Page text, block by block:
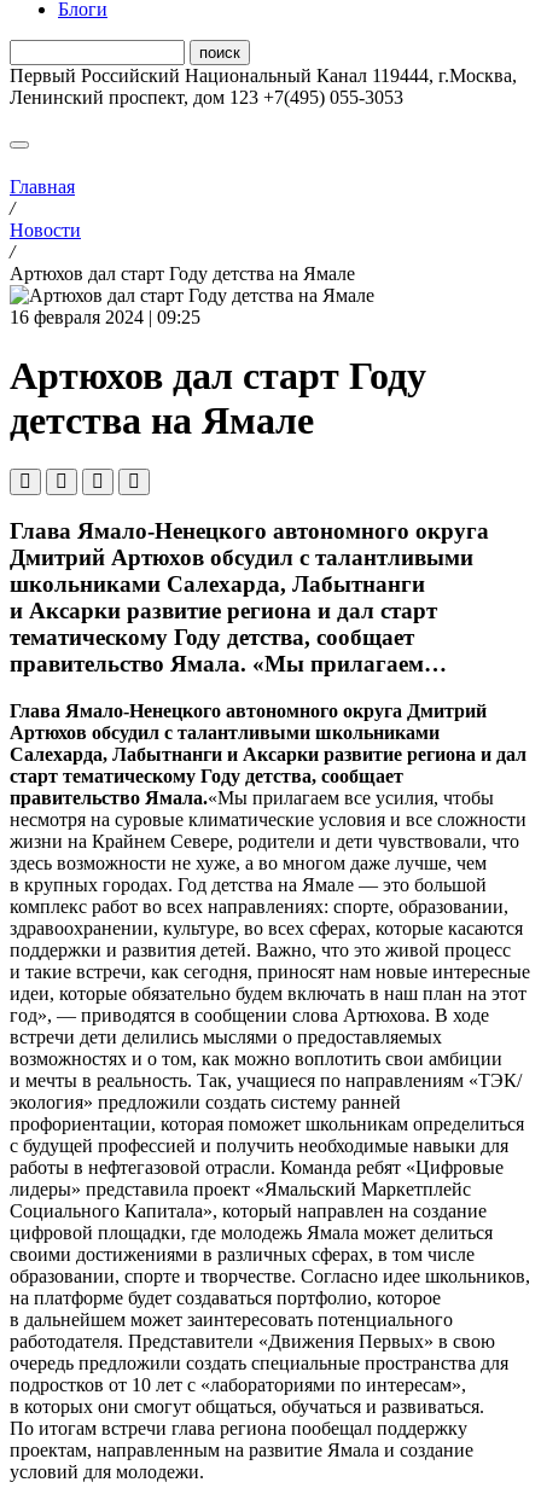
Блоги
Первый Российский Национальный Канал 119444, г.Москва,
Ленинский проспект, дом 123 +7(495) 055-3053
Главная
/
Новости
/
Артюхов дал старт Году детства на Ямале
16 февраля 2024 | 09:25
Артюхов дал старт Году
детства на Ямале
Глава Ямало-Ненецкого автономного округа
Дмитрий Артюхов обсудил с талантливыми
школьниками Салехарда, Лабытнанги
и Аксарки развитие региона и дал старт
тематическому Году детства, сообщает
правительство Ямала. «Мы прилагаем…
Глава Ямало-Ненецкого автономного округа Дмитрий
Артюхов обсудил с талантливыми школьниками
Салехарда, Лабытнанги и Аксарки развитие региона и дал
старт тематическому Году детства, сообщает
правительство Ямала.«Мы прилагаем все усилия, чтобы
несмотря на суровые климатические условия и все сложности
жизни на Крайнем Севере, родители и дети чувствовали, что
здесь возможности не хуже, а во многом даже лучше, чем
в крупных городах. Год детства на Ямале — это большой
комплекс работ во всех направлениях: спорте, образовании,
здравоохранении, культуре, во всех сферах, которые касаются
поддержки и развития детей. Важно, что это живой процесс
и такие встречи, как сегодня, приносят нам новые интересные
идеи, которые обязательно будем включать в наш план на этот
год», — приводятся в сообщении слова Артюхова. В ходе
встречи дети делились мыслями о предоставляемых
возможностях и о том, как можно воплотить свои амбиции
и мечты в реальность. Так, учащиеся по направлениям «ТЭК/
экология» предложили создать систему ранней
профориентации, которая поможет школьникам определиться
с будущей профессией и получить необходимые навыки для
работы в нефтегазовой отрасли. Команда ребят «Цифровые
лидеры» представила проект «Ямальский Маркетплейс
Социального Капитала», который направлен на создание
цифровой площадки, где молодежь Ямала может делиться
своими достижениями в различных сферах, в том числе
образовании, спорте и творчестве. Согласно идее школьников,
на платформе будет создаваться портфолио, которое
в дальнейшем может заинтересовать потенциального
работодателя. Представители «Движения Первых» в свою
очередь предложили создать специальные пространства для
подростков от 10 лет с «лабораториями по интересам»,
в которых они смогут общаться, обучаться и развиваться.
По итогам встречи глава региона пообещал поддержку
проектам, направленным на развитие Ямала и создание
условий для молодежи.